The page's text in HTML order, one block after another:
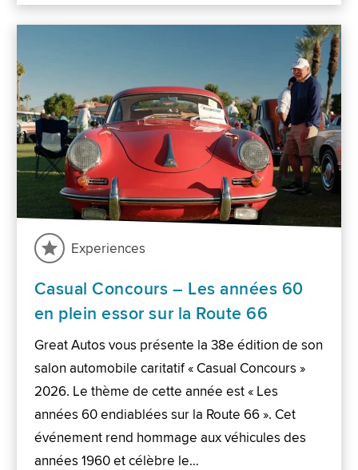
Experiences
Casual Concours – Les années 60
en plein essor sur la Route 66
Great Autos vous présente la 38e édition de son
salon automobile caritatif « Casual Concours »
2026. Le thème de cette année est « Les
années 60 endiablées sur la Route 66 ». Cet
événement rend hommage aux véhicules des
années 1960 et célèbre le…